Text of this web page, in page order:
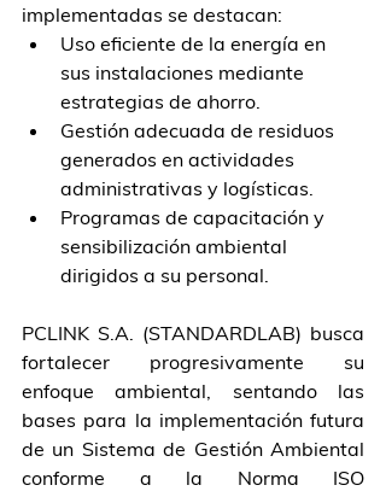
implementadas se destacan:
Uso eficiente de la energía en
sus instalaciones mediante
estrategias de ahorro.
Gestión adecuada de residuos
generados en actividades
administrativas y logísticas.
Programas de capacitación y
sensibilización ambiental
dirigidos a su personal.
PCLINK S.A. (STANDARDLAB) busca
fortalecer progresivamente su
enfoque ambiental, sentando las
bases para la implementación futura
de un Sistema de Gestión Ambiental
conforme a la Norma ISO